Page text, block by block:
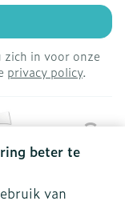
beter te
van
in voor onze
privacy policy.